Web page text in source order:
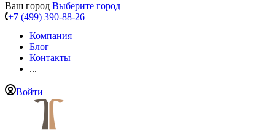
Ваш город Выберите город
+7 (499) 390-88-26
Компания
Блог
Контакты
...
Войти